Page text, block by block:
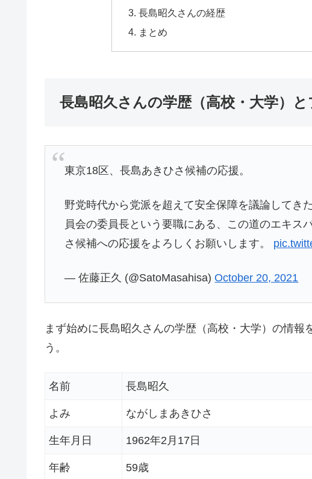
長島昭久さんの経歴
まとめ
長島昭久さんの学歴（高校・大学）
東京18区、長島あきひさ候補の応援。
野党時代から党派を超えて安全保障を議論してき
員会の委員長という要職にある、この道のエキス
さ候補への応援をよろしくお願いします。
— 佐藤正久 (@SatoMasahisa)October 20, 2021
まず始めに長島昭久さんの学歴（高校・大学）の情報
う。
名前 長島昭久
よみ ながしまあきひさ
生年月日 1962年2月17日
年齢 59歳